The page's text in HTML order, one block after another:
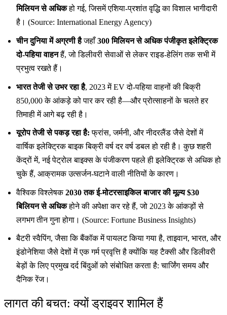
मिलियन से अधिकहो गई, जिसमें एशिया-प्रशांत वृद्धि का विशाल भागीदारी
है। (Source: International Energy Agency)
चीन दुनिया में अग्रणी हैजहाँ300 मिलियन से अधिक पंजीकृत इलेक्ट्रिक
दो-पहिया वाहनहैं, जो डिलीवरी सेवाओं से लेकर राइड-हेलिंग तक सभी में
प्रभुत्व रखते हैं।
भारत तेजी से उभर रहा है, 2023 में EV दो-पहिया वाहनों की बिक्री
850,000 के आंकड़े को पार कर रही है—और प्रोत्साहनों के चलते हर
तिमाही में आगे बढ़ रही है।
यूरोप तेजी से पकड़ रहा है: फ्रांस, जर्मनी, और नीदरलैंड जैसे देशों में
वार्षिक इलेक्ट्रिक बाइक बिक्री वर्ष दर वर्ष डबल हो रही है। कुछ शहरी
केंद्रों में, नई पेट्रोल बाइक्स के पंजीकरण पहले ही इलेक्ट्रिक से अधिक हो
चुके हैं, आक्रामक उत्सर्जन-घटाने वाली नीतियों के कारण।
वैश्विक विश्लेषक2030 तक ई-मोटरसाइकिल बाजार की मूल्य $30
बिलियन से अधिकहोने की अपेक्षा कर रहे हैं, जो 2023 के आंकड़ों से
लगभग तीन गुना होगा। (Source: Fortune Business Insights)
बैटरी स्वैपिंग, जैसा कि बैंकॉक में पायलट किया गया है, ताइवान, भारत, और
इंडोनेशिया जैसे देशों में एक गर्म प्रवृत्ति है क्योंकि यह टैक्सी और डिलीवरी
बेड़ों के लिए प्रमुख दर्द बिंदुओं को संबोधित करता है: चार्जिंग समय और
दैनिक रेंज।
लागत की बचत: क्यों ड्राइवर शामिल हैं